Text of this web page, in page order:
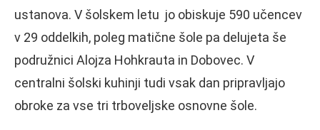
ustanova. V šolskem letu jo obiskuje 590 učencev
v 29 oddelkih, poleg matične šole pa delujeta še
podružnici Alojza Hohkrauta in Dobovec. V
centralni šolski kuhinji tudi vsak dan pripravljajo
obroke za vse tri trboveljske osnovne šole.